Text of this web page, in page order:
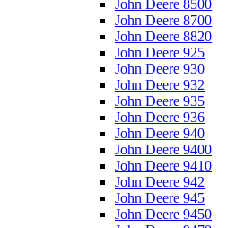
John Deere 8500
John Deere 8700
John Deere 8820
John Deere 925
John Deere 930
John Deere 932
John Deere 935
John Deere 936
John Deere 940
John Deere 9400
John Deere 9410
John Deere 942
John Deere 945
John Deere 9450